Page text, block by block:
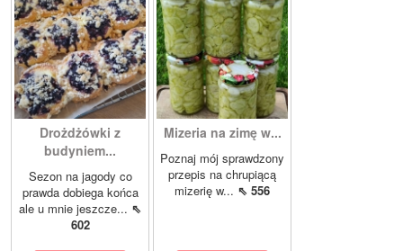
Drożdżówki z
budyniem...
Sezon na jagody co
prawda dobiega końca
ale u mnie jeszcze... ⇖
602
Mizeria na zimę w...
Poznaj mój sprawdzony
przepis na chrupiącą
mizerię w... ⇖ 556